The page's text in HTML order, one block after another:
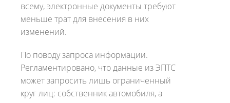
всему, электронные документы требуют
меньше трат для внесения в них
изменений.
По поводу запроса информации.
Регламентировано, что данные из ЭПТС
может запросить лишь ограниченный
круг лиц: собственник автомобиля, а